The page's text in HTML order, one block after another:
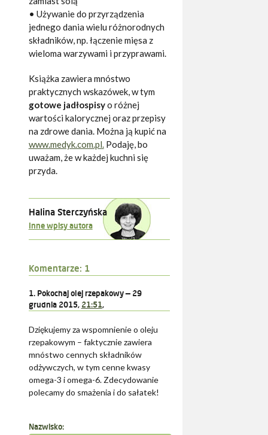
• Używanie do przyrządzenia
jednego dania wielu różnorodnych
składników, np. łączenie mięsa z
wieloma warzywami i przyprawami.
Książka zawiera mnóstwo
praktycznych wskazówek, w tym
gotowe jadłospisyo różnej
wartości kalorycznej oraz przepisy
na zdrowe dania. Można ją kupić na
www.medyk.com.pl.Podaję, bo
uważam, że w każdej kuchni się
przyda.
Halina Sterczyńska
Inne wpisy autora
Komentarze: 1
1. Pokochaj olej rzepakowy — 29
grudnia 2015, 21:51,
Dziękujemy za wspomnienie o oleju
rzepakowym – faktycznie zawiera
mnóstwo cennych składników
odżywczych, w tym cenne kwasy
omega-3 i omega-6. Zdecydowanie
polecamy do smażenia i do sałatek!
Nazwisko: